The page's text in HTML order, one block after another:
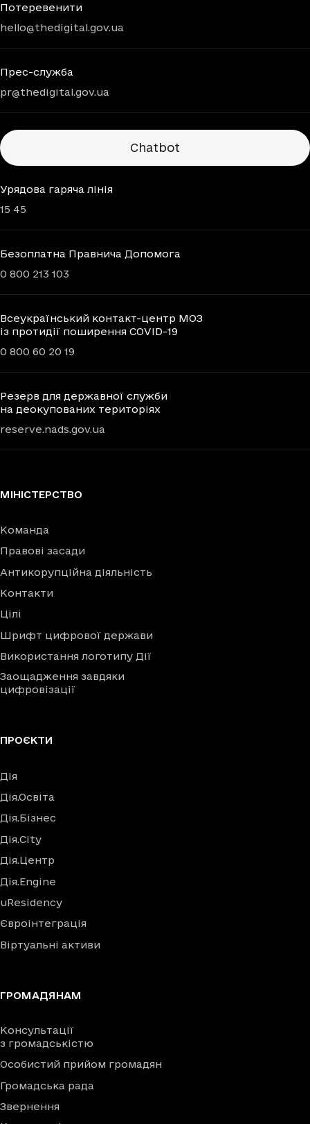
Потеревенити
hello@thedigital.gov.ua
Прес-служба
pr@thedigital.gov.ua
Chatbots
Chatbot
Урядова гаряча лінія
15 45
Безоплатна Правнича Допомога
0 800 213 103
Всеукраїнський контакт-центр МОЗ
із протидії поширення COVID-19
0 800 60 20 19
Резерв для державної служби
на деокупованих територіях
reserve.nads.gov.ua
МІНІСТЕРСТВО
Команда
Правові засади
Антикорупційна діяльність
Контакти
Цілі
Шрифт цифрової держави
Використання логотипу Дії
Заощадження завдяки
цифровізації
ПРОЄКТИ
Дія
Дія.Освіта
Дія.Бізнес
Дія.City
Дія.Центр
Дія.Engine
uResidency
Євроінтеграція
Віртуальні активи
ГРОМАДЯНАМ
Консультації
з громадськістю
Особистий прийом громадян
Громадська рада
Звернення